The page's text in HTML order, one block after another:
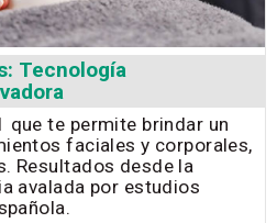
Tecnología
que te permite brindar un
faciales y corporales,
Resultados desde la
avalada por estudios